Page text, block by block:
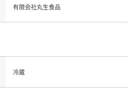
有限会社丸生食品
冷蔵